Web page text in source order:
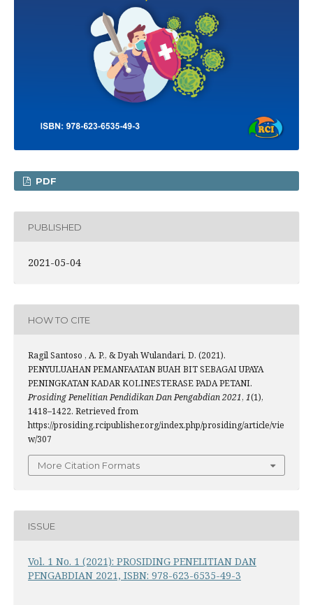
PDF
PUBLISHED
2021-05-04
HOW TO CITE
Ragil Santoso , A. P., & Dyah Wulandari, D. (2021).
PENYULUAHAN PEMANFAATAN BUAH BIT SEBAGAI UPAYA
PENINGKATAN KADAR KOLINESTERASE PADA PETANI.
Prosiding Penelitian Pendidikan Dan Pengabdian 2021, 1(1),
1418–1422. Retrieved from
https://prosiding.rcipublisher.org/index.php/prosiding/article/vie
w/307
More Citation Formats
ISSUE
Vol. 1 No. 1 (2021): PROSIDING PENELITIAN DAN
PENGABDIAN 2021, ISBN: 978-623-6535-49-3